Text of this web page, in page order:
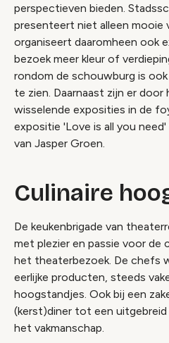
perspectieven bieden.
presenteert niet alleen mooie
organiseert daaromheen ook
bezoek meer kleur of
rondom de schouwburg is
te zien. Daarnaast zijn er door
wisselende exposities in de
expositie 'Love is all you
van Jasper Groen.
Culinaire
De keukenbrigade van
met plezier en passie voor de
het theaterbezoek. De chefs
eerlijke producten, steeds
hoogstandjes. Ook bij een
(kerst)diner tot een
het vakmanschap.